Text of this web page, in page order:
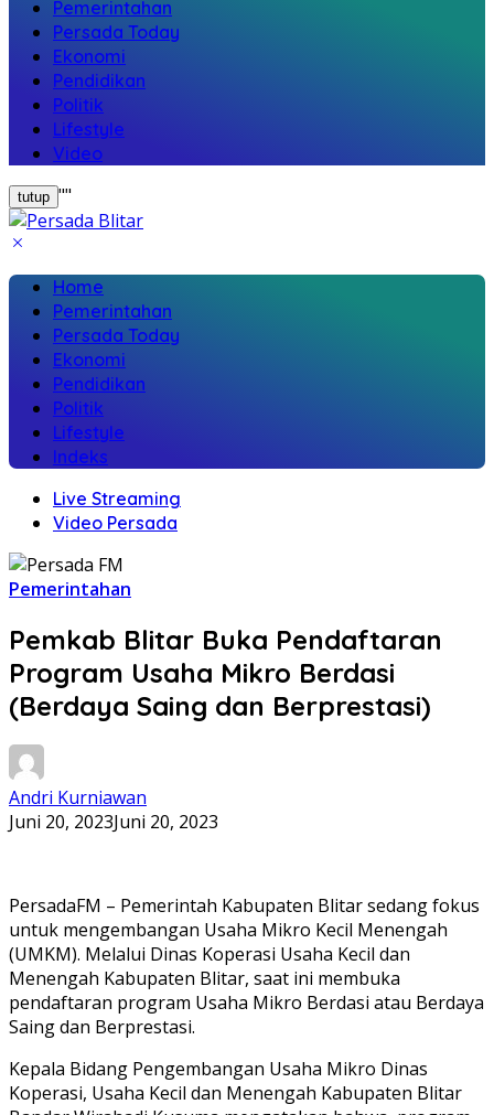
Pemerintahan
Persada Today
Ekonomi
Pendidikan
Politik
Lifestyle
Video
tutup ""
Home
Pemerintahan
Persada Today
Ekonomi
Pendidikan
Politik
Lifestyle
Indeks
Live Streaming
Video Persada
Pemerintahan
Pemkab Blitar Buka Pendaftaran
Program Usaha Mikro Berdasi
(Berdaya Saing dan Berprestasi)
Andri Kurniawan
Juni 20, 2023Juni 20, 2023
PersadaFM – Pemerintah Kabupaten Blitar sedang fokus
untuk mengembangan Usaha Mikro Kecil Menengah
(UMKM). Melalui Dinas Koperasi Usaha Kecil dan
Menengah Kabupaten Blitar, saat ini membuka
pendaftaran program Usaha Mikro Berdasi atau Berdaya
Saing dan Berprestasi.
Kepala Bidang Pengembangan Usaha Mikro Dinas
Koperasi, Usaha Kecil dan Menengah Kabupaten Blitar